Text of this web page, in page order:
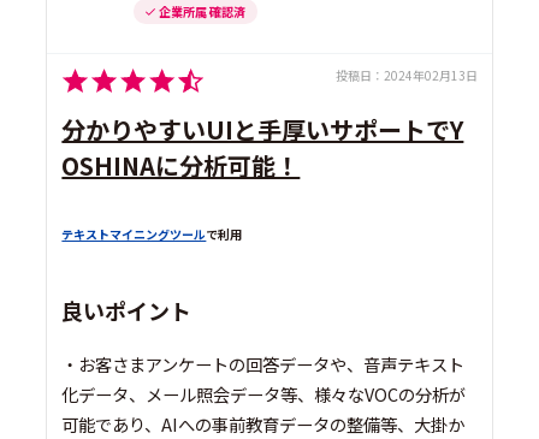
企業所属 確認済
投稿日： 2024年02月13日
分かりやすいUIと手厚いサポートでY
OSHINAに分析可能！
テキストマイニングツールで利用
良いポイント
・お客さまアンケートの回答データや、音声テキスト
化データ、メール照会データ等、様々なVOCの分析が
可能であり、AIへの事前教育データの整備等、大掛か